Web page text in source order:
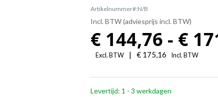
Artikelnummer#:N/B
Incl. BTW (adviesprijs incl. BTW)
€ 144,76 - €
Excl. BTW | € 175,16 Incl. BTW
Levertijd: 1 - 3 werkdagen